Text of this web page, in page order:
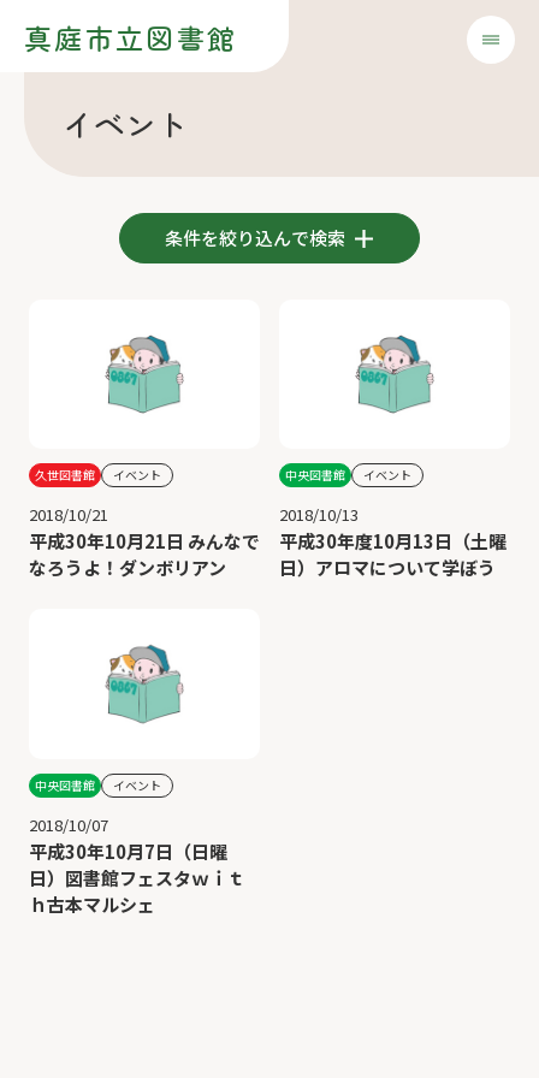
真庭市立図書館
イベント
条件を絞り込んで検索
久世図書館 イベント
2018/10/21
平成30年10月21日 みんなで
なろうよ！ダンボリアン
中央図書館 イベント
2018/10/13
平成30年度10月13日（土曜
日）アロマについて学ぼう
中央図書館 イベント
2018/10/07
平成30年10月7日（日曜
日）図書館フェスタｗｉｔ
ｈ古本マルシェ